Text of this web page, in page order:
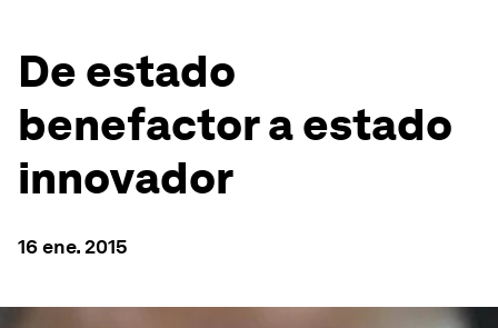
De estado
benefactor a estado
innovador
16 ene. 2015